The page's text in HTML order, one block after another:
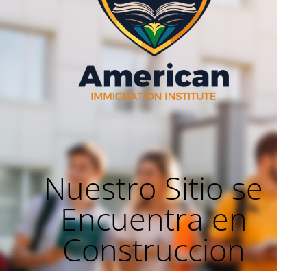
Nuestro Sitio se
Encuentra en
Construccion